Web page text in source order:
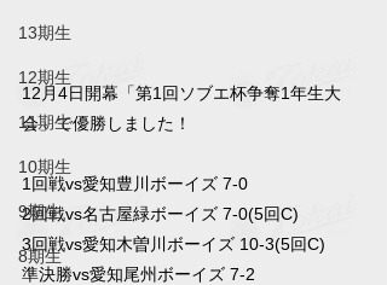
13期生
12期生
11期生
10期生
9期生
8期生
12月4日開幕「第1回ソブエ杯争奪1年生大
会」で優勝しました！
1回戦vs愛知豊川ボーイズ 7-0
2回戦vs名古屋緑ボーイズ 7-0(5回C)
3回戦vs愛知木曽川ボーイズ 10-3(5回C)
準決勝vs愛知尾州ボーイズ 7-2